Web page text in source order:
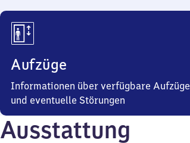
Aufzüge
Informationen über verfügbare Aufzüge
und eventuelle Störungen
Ausstattung